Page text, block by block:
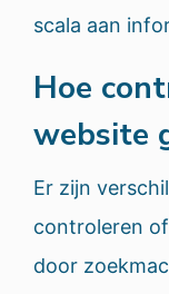
scala aan
Hoe
website
Er zijn
controleren
door